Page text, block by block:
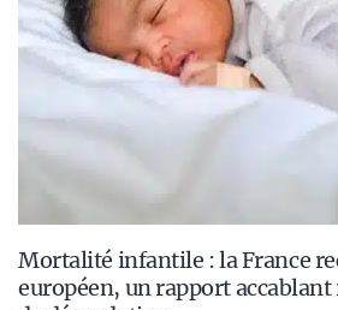
Mortalité infantile : la France
européen, un rapport accablant